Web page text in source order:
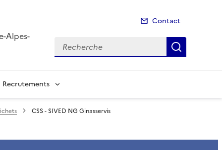
Alpes-
Contact
Recherche
Recrutements
CSS - SIVED NG Ginasservis